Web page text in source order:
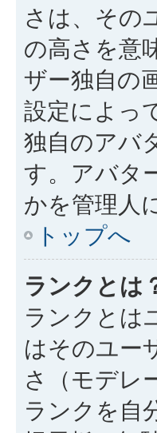
さは、その
の高さを意
ザー独自の
設定によっ
独自のアバ
す。アバタ
かを管理人
トップへ
ランクとは
ランクとは
はそのユー
さ（モデレ
ランクを自